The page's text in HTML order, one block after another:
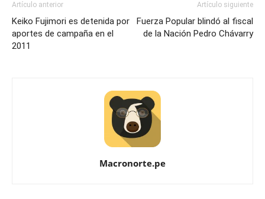
Artículo anterior
Keiko Fujimori es detenida por
aportes de campaña en el
2011
Artículo siguiente
Fuerza Popular blindó al fiscal
de la Nación Pedro Chávarry
Macronorte.pe